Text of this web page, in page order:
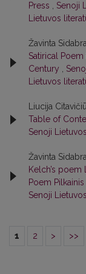
Press , Senoji
Lietuvos
Žavinta
Satirical
Century ,
Lietuvos
Liucija
Table of
Senoji
Žavinta
Kelch’s poem
Poem Pilkainis
Senoji
1 2 > >>